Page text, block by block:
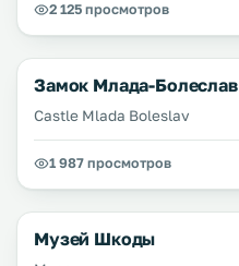
2 125 просмотров
Замок Млада-Болеслав
Castle Mlada Boleslav
1 987 просмотров
Музей Шкоды